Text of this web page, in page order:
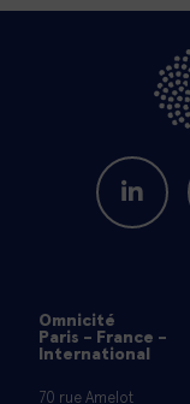
Omnicité
Paris - France -
International
70 rue Amelot